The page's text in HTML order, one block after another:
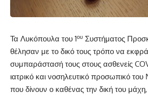
Τα Λυκόπουλα του 1ου Συστήματος
θέλησαν με το δικό τους τρόπο να
συμπαράστασή τους στους ασθενείς
ιατρικό και νοσηλευτικό προσωπικό
που δίνουν ο καθένας την δική του